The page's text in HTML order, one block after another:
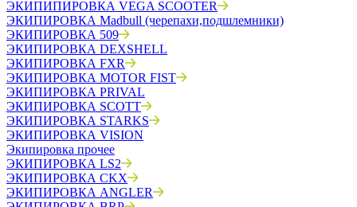
ЭКИПИПИРОВКА VEGA SCOOTER
ЭКИПИРОВКА Madbull (черепахи,подшлемники)
ЭКИПИРОВКА 509
ЭКИПИРОВКА DEXSHELL
ЭКИПИРОВКА FXR
ЭКИПИРОВКА MOTOR FIST
ЭКИПИРОВКА PRIVAL
ЭКИПИРОВКА SCOTT
ЭКИПИРОВКА STARKS
ЭКИПИРОВКА VISION
Экипировка прочее
ЭКИПИРОВКА LS2
ЭКИПИРОВКА CKX
ЭКИПИРОВКА ANGLER